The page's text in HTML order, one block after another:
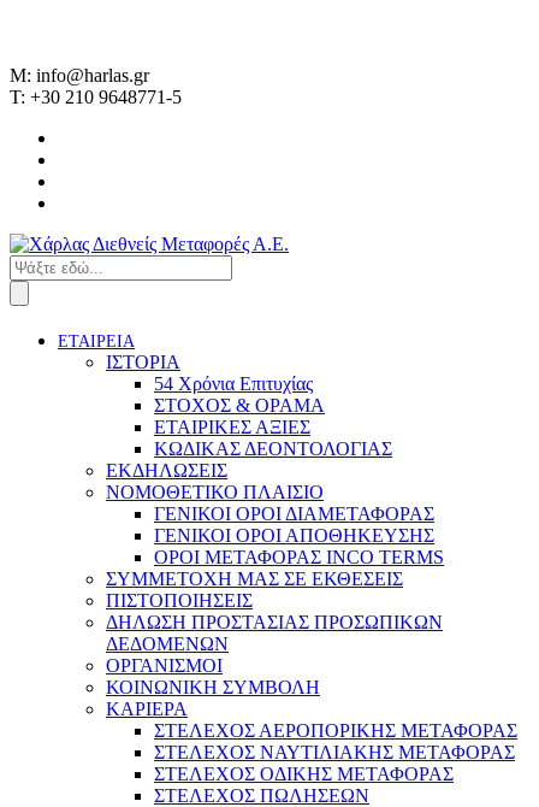
M: info@harlas.gr
T: +30 210 9648771-5
ΕΤΑΙΡΕΙΑ
ΙΣΤΟΡΙΑ
54 Χρόνια Επιτυχίας
ΣΤΟΧΟΣ & ΟΡΑΜΑ
ΕΤΑΙΡΙΚΕΣ ΑΞΙΕΣ
ΚΩΔΙΚΑΣ ΔΕΟΝΤΟΛΟΓΙΑΣ
ΕΚΔΗΛΩΣΕΙΣ
ΝΟΜΟΘΕΤΙΚΟ ΠΛΑΙΣΙΟ
ΓΕΝΙΚΟΙ ΟΡΟΙ ΔΙΑΜΕΤΑΦΟΡΑΣ
ΓΕΝΙΚΟΙ ΟΡΟΙ ΑΠΟΘΗΚΕΥΣΗΣ
ΟΡΟΙ ΜΕΤΑΦΟΡΑΣ INCO TERMS
ΣΥΜΜΕΤΟΧΗ ΜΑΣ ΣΕ ΕΚΘΕΣΕΙΣ
ΠΙΣΤΟΠΟΙΗΣΕΙΣ
ΔΗΛΩΣΗ ΠΡΟΣΤΑΣΙΑΣ ΠΡΟΣΩΠΙΚΩΝ
ΔΕΔΟΜΕΝΩΝ
ΟΡΓΑΝΙΣΜΟΙ
ΚΟΙΝΩΝΙΚΗ ΣΥΜΒΟΛΗ
ΚΑΡΙΕΡΑ
ΣΤΕΛΕΧΟΣ ΑΕΡΟΠΟΡΙΚΗΣ ΜΕΤΑΦΟΡΑΣ
ΣΤΕΛΕΧΟΣ ΝΑΥΤΙΛΙΑΚΗΣ ΜΕΤΑΦΟΡΑΣ
ΣΤΕΛΕΧΟΣ ΟΔΙΚΗΣ ΜΕΤΑΦΟΡΑΣ
ΣΤΕΛΕΧΟΣ ΠΩΛΗΣΕΩΝ